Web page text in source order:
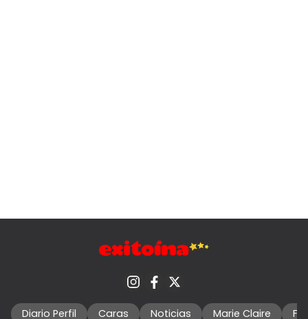
Diario Perfil Caras Noticias Marie Claire